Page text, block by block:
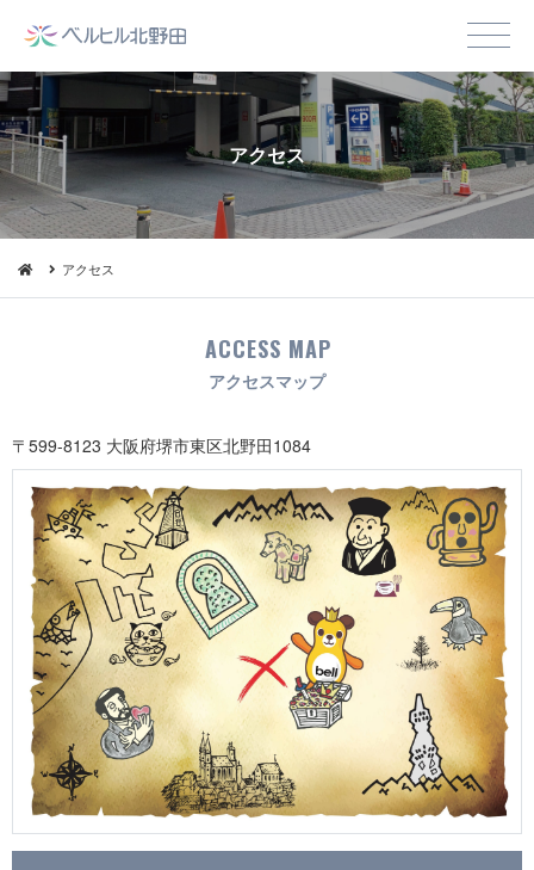
アクセス
アクセス
ACCESS MAP
アクセスマップ
〒599-8123 大阪府堺市東区北野田1084